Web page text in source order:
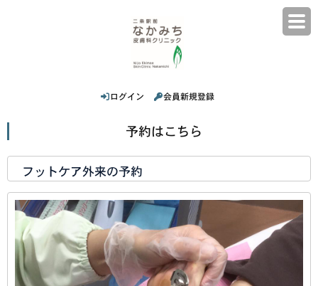
ログイン 会員新規登録
予約はこちら
フットケア外来の予約